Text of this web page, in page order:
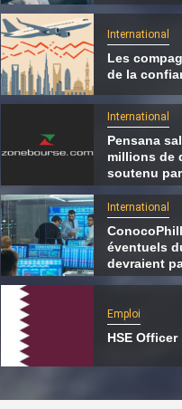
compagnies du
retrouvée
7 août 2026 Qatarien
International
Les
de la
International
Pensana
millions de
soutenu
International
éventuels
devraient
Emploi
HSE Officer